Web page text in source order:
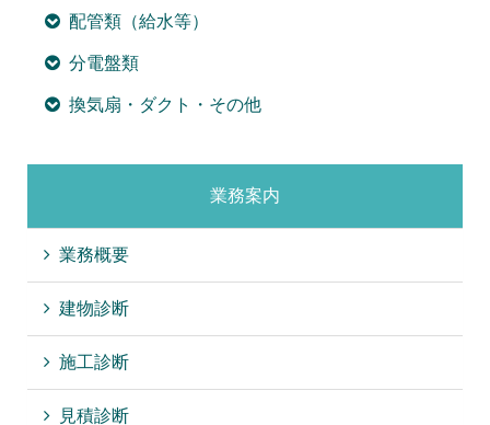
配管類（給水等）
分電盤類
換気扇・ダクト・その他
業務案内
業務概要
建物診断
施工診断
見積診断